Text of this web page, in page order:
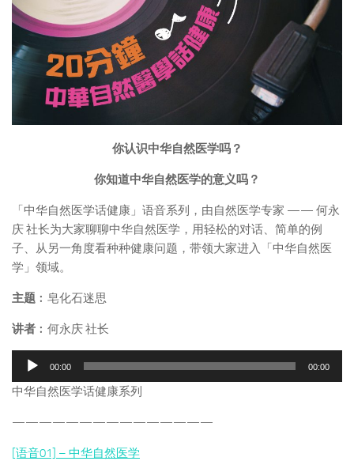
你认识中华自然医学吗？
你知道中华自然医学的意义吗？
「中华自然医学话健康」语音系列，由自然医学专家 —— 何永
庆 社长为大家聊聊中华自然医学，用轻松的对话、简单的例
子、从另一角度看种种健康问题，带领大家进入「中华自然医
学」领域。
主题 ︰皂化石迷思
讲者 ︰何永庆 社长
播
00:00 00:00
中华自然医学话健康系列
———————————————
[语音01] – 中华自然医学